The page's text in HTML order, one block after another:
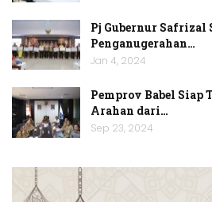
Pj Gubernur
Penganugerahan…
Jan 4, 2024
Pemprov Babel Siap
Arahan dari…
Sep 23, 2024